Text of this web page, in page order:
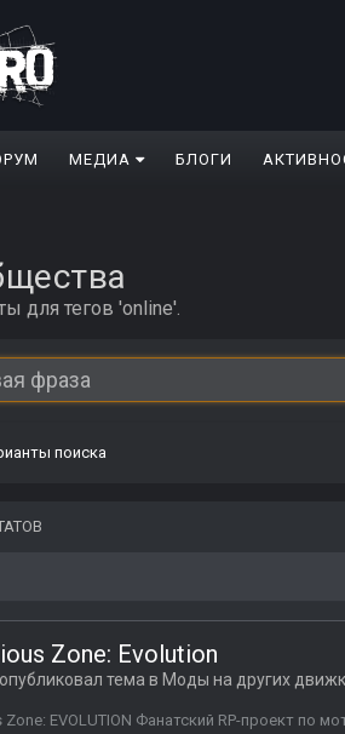
МЕДИА БЛОГИ
для тегов 'online'.
поиска
Zone: Evolution
опубликовал тема в Моды на других
Zone: EVOLUTION Фанатский RP-проект по